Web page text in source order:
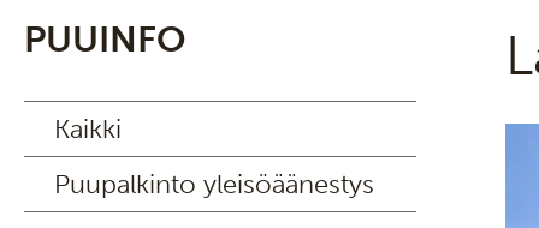
PUUINFO
Kaikki
Puupalkinto yleisöäänestys